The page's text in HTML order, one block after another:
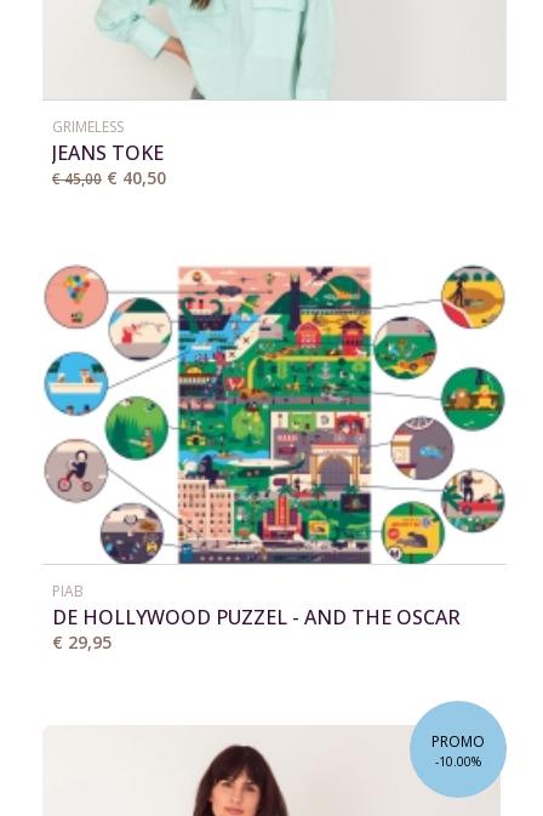
GRIMELESS
JEANS TOKE
€ 45,00 € 40,50
PIAB
DE HOLLYWOOD PUZZEL - AND THE OSCAR
GOES TO...
€ 29,95
PROMO
-10.00%